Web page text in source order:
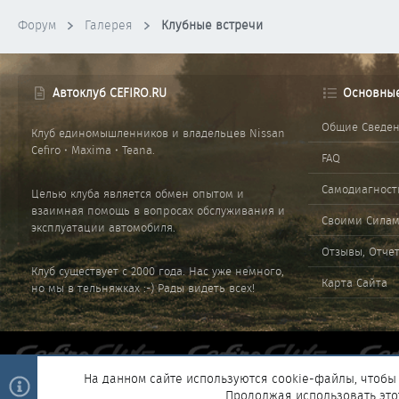
Форум Галерея Клубные встречи
Автоклуб CEFIRO.RU
Клуб единомышленников и владельцев Nissan
Cefiro • Maxima • Teana.
Целью клуба является обмен опытом и
взаимная помощь в вопросах обслуживания и
эксплуатации автомобиля.
Клуб существует с 2000 года. Нас уже немного,
но мы в тельняжках :-) Рады видеть всех!
Общие
FAQ
Своими
Отзывы,
Карта Сайта
На данном сайте используются cookie-файлы, чтобы
Продолжая использовать